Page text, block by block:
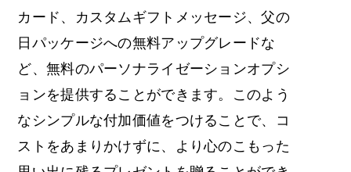
カード、カスタムギフトメッセージ、父の
日パッケージへの無料アップグレードな
ど、無料のパーソナライゼーションオプシ
ョンを提供することができます。このよう
なシンプルな付加価値をつけることで、コ
ストをあまりかけずに、より心のこもった